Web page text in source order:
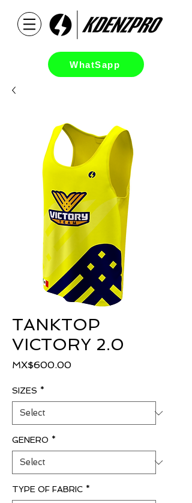
WhatSapp
TANKTOP
VICTORY 2.0
MX$600.00Price
SIZES *
GENERO *
TYPE OF FABRIC *